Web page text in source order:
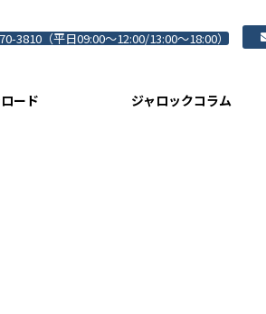
3810（平日09:00～12:00/13:00～18:00）
ード ジャロックコラム